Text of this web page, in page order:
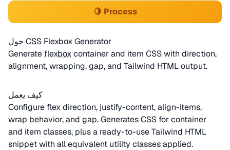
🍋 Process
حول CSS Flexbox Generator
Generate flexboxcontainer and item CSS with direction,
alignment, wrapping, gap, and Tailwind HTML output.
كيف يعمل
Configure flex direction, justify-content, align-items,
wrap behavior, and gap. Generates CSS for container
and item classes, plus a ready-to-use Tailwind HTML
snippet with all equivalent utility classes applied.